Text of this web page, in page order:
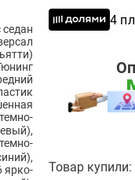
,
,
ярко-
4
Товар купили: